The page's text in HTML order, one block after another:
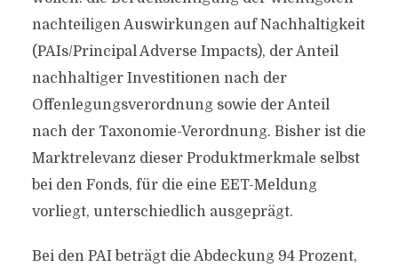
nachteiligen Auswirkungen auf Nachhaltigkeit
(PAIs/Principal Adverse Impacts), der Anteil
nachhaltiger Investitionen nach der
Offenlegungsverordnung sowie der Anteil
nach der Taxonomie-Verordnung. Bisher ist die
Marktrelevanz dieser Produktmerkmale selbst
bei den Fonds, für die eine EET-Meldung
vorliegt, unterschiedlich ausgeprägt.
Bei den PAI beträgt die Abdeckung 94 Prozent,